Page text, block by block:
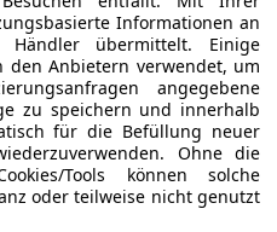
die Richtigkeit der Angaben
Informationen an
übermittelt. Einige
den Anbietern verwendet, um
angegebene
zu speichern und innerhalb
für die Befüllung neuer
Ohne die
Tools können solche
oder teilweise nicht genutzt